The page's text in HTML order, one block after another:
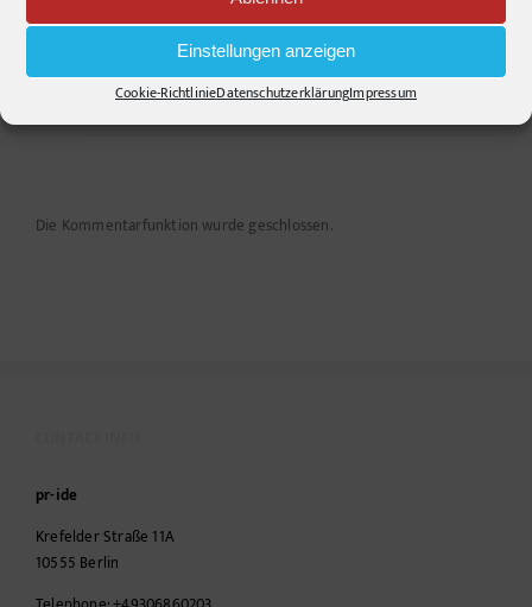
Einstellungen anzeigen
Cookie-RichtlinieDatenschutzerklärungImpressum
psack Mittwoch, 1. August 2012 um 4:22 p.m. Uhr
Irgendwo ist immer ein kleiner Lichtblick ;)
Die Kommentarfunktion wurde geschlossen.
pr-ide
Krefelder Straße 11A
10555 Berlin